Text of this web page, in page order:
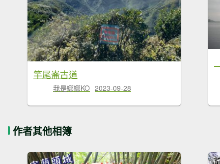
竿尾崙古道
我是娜娜KO 2023-09-28
作者其他相簿